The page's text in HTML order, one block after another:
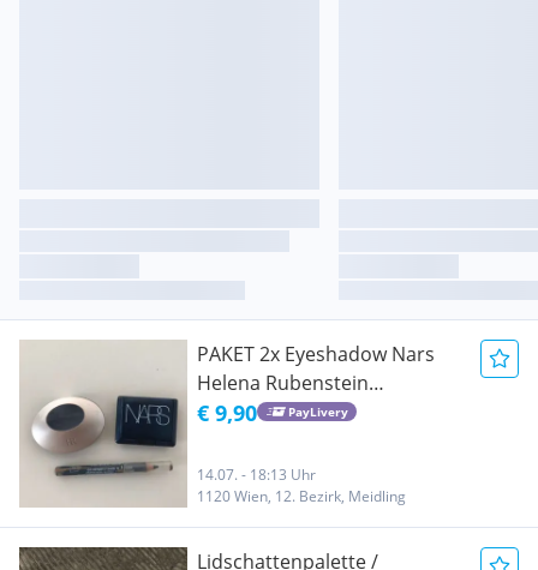
PAKET 2x Eyeshadow Nars
Helena Rubenstein
anthraziet matt glitzer
€ 9,90 PayLivery
14.07. - 18:13 Uhr
1120 Wien, 12. Bezirk, Meidling
Lidschattenpalette /